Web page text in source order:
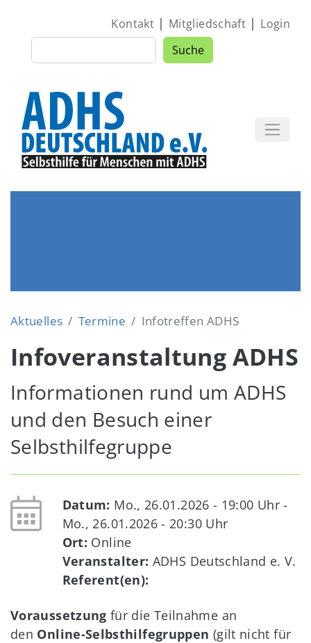
Suche Suche
Kontakt| Mitgliedschaft | Login
Aktuelles Termine Infotreffen ADHS
Infoveranstaltung ADHS
Informationen rund um ADHS
und den Besuch einer
Selbsthilfegruppe
Datum: Mo., 26.01.2026 - 19:00 Uhr -
Mo., 26.01.2026 - 20:30Uhr
Ort: Online
Veranstalter: ADHS Deutschland e. V.
Referent(en):
Voraussetzungfür die Teilnahme an
den Online-Selbsthilfegruppen (gilt nicht für